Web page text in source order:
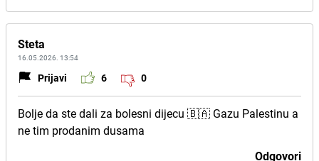
Steta
16.05.2026. 13:54
Prijavi 6 0
Bolje da ste dali za bolesni dijecu 🇧🇦 Gazu Palestinu a
ne tim prodanim dusama
Odgovori